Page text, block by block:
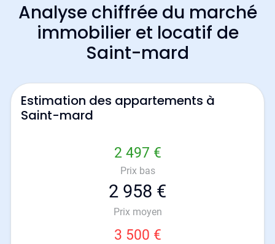
Analyse chiffrée du marché
immobilier et locatif de
Saint-mard
Estimation des appartements à
Saint-mard
2 497 €
Prix bas
2 958 €
Prix moyen
3 500 €